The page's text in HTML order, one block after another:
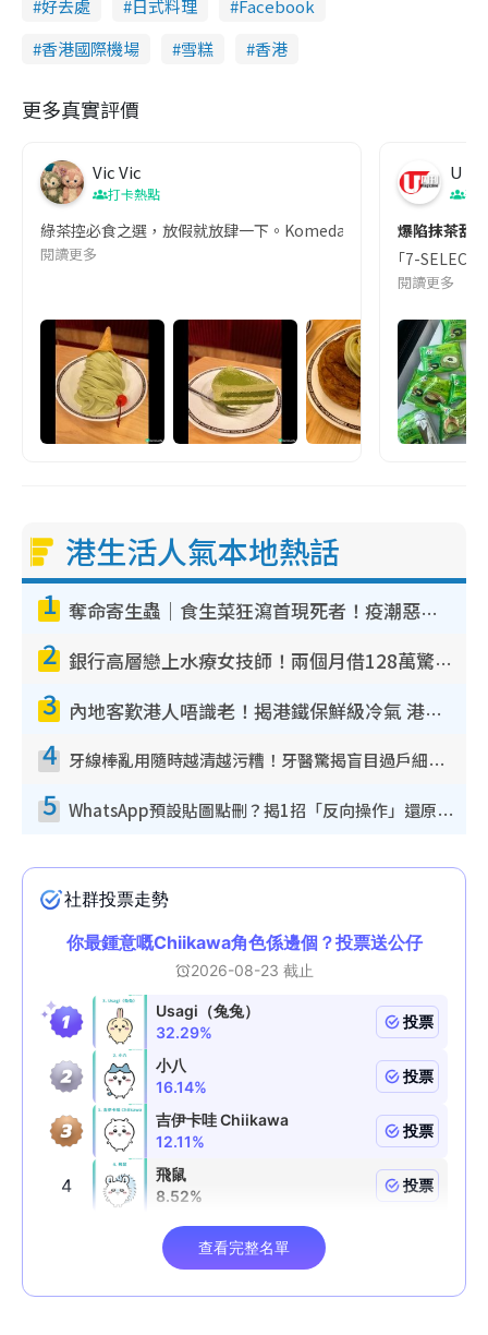
好去處 日式料理
Facebook
香港國際機場
雪糕 香港
更多真實評價
Vic Vic
打卡熱點
綠茶控必食之選，放假就放肆一下。Komeda 咖啡店?綠茶
閱讀更多
U
著
爆陷抹茶甜
｢7-SELECT
閱讀更多
港生活人氣本地熱話
1 奪命寄生蟲｜食生菜狂瀉首現死者！疫潮惡化錄1.8萬宗病例 揭洗菜3大謬誤
2 銀行高層戀上水療女技師！兩個月借128萬驚覺「沉船」沉落火海 揭背後疑似邪教操控賣淫
3 內地客歎港人唔識老！揭港鐵保鮮級冷氣 港人求放過：咪投訴
4 牙線棒亂用隨時越清越污糟！牙醫驚揭盲目過戶細菌恐致蛀牙：呢種先係日常真保養
5 WhatsApp預設貼圖點刪？揭1招「反向操作」還原簡潔介面 附3步實測教學